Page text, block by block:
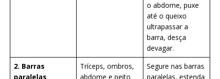
o abdome, puxe
até o queixo
ultrapassar a
barra, desça
devagar.
2. Barras
paralelas
Tríceps, ombros,
abdome e peito
Segure nas barras
paralelas, estenda